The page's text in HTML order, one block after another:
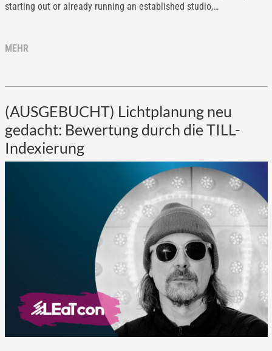
starting out or already running an established studio,…
MEHR
(AUSGEBUCHT) Lichtplanung neu
gedacht: Bewertung durch die TILL-
Indexierung